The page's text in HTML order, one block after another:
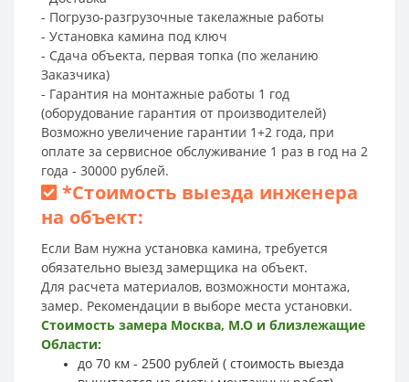
- Погрузо-разгрузочные такелажные работы
- Установка камина под ключ
- Сдача объекта, первая топка (по желанию
Заказчика)
- Гарантия на монтажные работы 1 год
(оборудование гарантия от производителей)
Возможно увеличение гарантии 1+2 года, при
оплате за сервисное обслуживание 1 раз в год на 2
года - 30000 рублей.
*Стоимость выезда инженера
на объект:
Если Вам нужна установка камина, требуется
обязательно выезд замерщика на объект.
Для расчета материалов, возможности монтажа,
замер. Рекомендации в выборе места установки.
Стоимость замера Москва, М.О и близлежащие
Области:
до 70 км - 2500 рублей ( стоимость выезда